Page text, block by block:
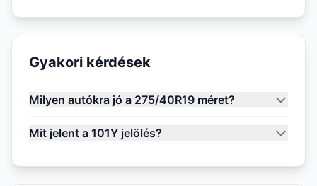
Gyakori kérdések
Milyen autókra jó a 275/40R19 méret?
Mit jelent a 101Y jelölés?